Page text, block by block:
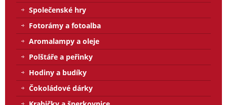
Společenské hry
Fotorámy a fotoalba
Aromalampy a oleje
Polštáře a peřinky
Hodiny a budíky
Čokoládové dárky